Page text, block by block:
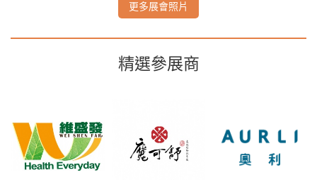
更多展會照片
精選參展商